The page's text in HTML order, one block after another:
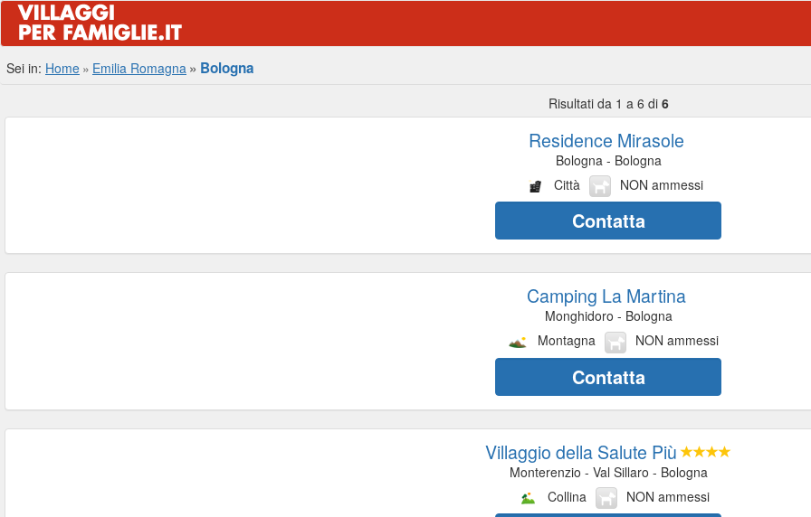
Sei in: Home Emilia Romagna Bologna
Risultati da 1 a 6 di 6
Residence Mirasole
Bologna - Bologna
Città
NON ammessi
Contatta
Camping La Martina
Monghidoro - Bologna
Montagna
NON ammessi
Contatta
Villaggio della Salute Più
Monterenzio - Val Sillaro - Bologna
Collina
NON ammessi